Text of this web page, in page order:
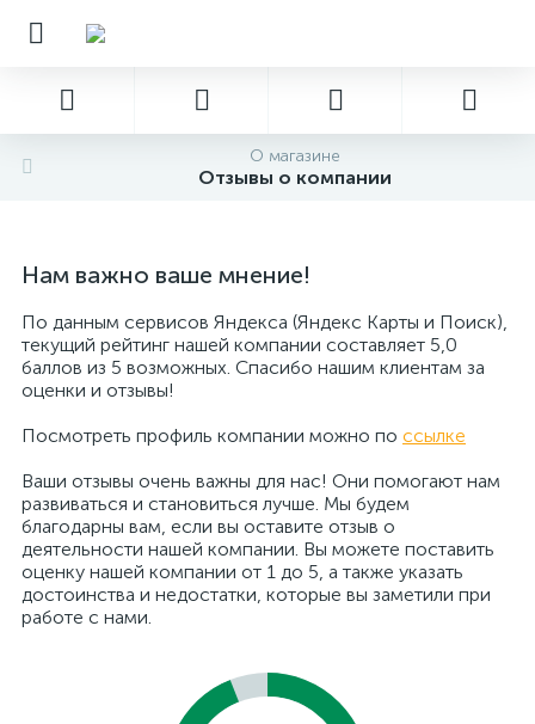
О магазине
Отзывы о компании
Нам важно ваше мнение!
По данным сервисов Яндекса (Яндекс Карты и Поиск),
текущий рейтинг нашей компании составляет 5,0
баллов из 5 возможных. Спасибо нашим клиентам за
оценки и отзывы!
Посмотреть профиль компании можно по ссылке
Ваши отзывы очень важны для нас! Они помогают нам
развиваться и становиться лучше. Мы будем
благодарны вам, если вы оставите отзыв о
деятельности нашей компании. Вы можете поставить
оценку нашей компании от 1 до 5, а также указать
достоинства и недостатки, которые вы заметили при
работе с нами.